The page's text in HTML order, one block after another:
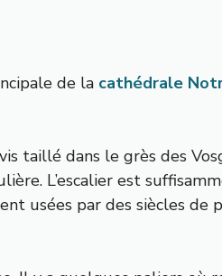
de la cathédrale
taillé dans le grès des
L’escalier est
usées par des siècles de